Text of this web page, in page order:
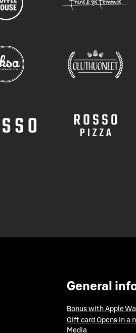
General
Bonus with Apple
Gift card Opens in a
Media